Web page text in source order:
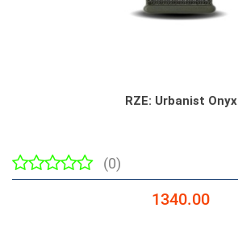
RZE: Urbanist Onyx
(0)
1340.00